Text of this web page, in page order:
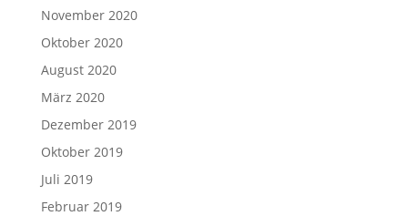
November 2020
Oktober 2020
August 2020
März 2020
Dezember 2019
Oktober 2019
Juli 2019
Februar 2019